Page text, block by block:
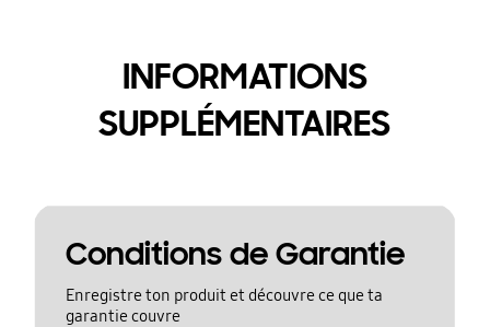
INFORMATIONS
SUPPLÉMENTAIRES
Conditions de Garantie
Enregistre ton produit et découvre ce que ta
garantie couvre